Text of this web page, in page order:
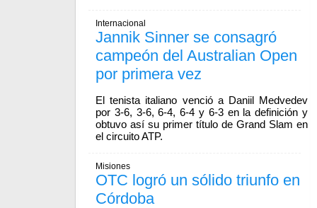
Internacional
Jannik Sinner se consagró
campeón del Australian Open
por primera vez
El tenista italiano venció a Daniil Medvedev
por 3-6, 3-6, 6-4, 6-4 y 6-3 en la definición y
obtuvo así su primer título de Grand Slam en
el circuito ATP.
Misiones
OTC logró un sólido triunfo en
Córdoba